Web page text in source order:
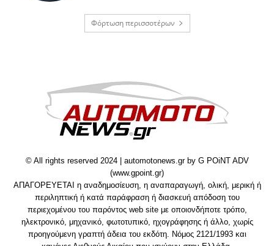
Φόρτωση περισσοτέρων
© All rights reserved 2024 | automotonews.gr by G POiNT ADV
(www.gpoint.gr)
ΑΠΑΓΟΡΕΥΕΤΑΙ η αναδημοσίευση, η αναπαραγωγή, ολική, μερική ή
περιληπτική ή κατά παράφραση ή διασκευή απόδοση του
περιεχομένου του παρόντος web site με οποιονδήποτε τρόπο,
ηλεκτρονικό, μηχανικό, φωτοτυπικό, ηχογράφησης ή άλλο, χωρίς
προηγούμενη γραπτή άδεια του εκδότη. Νόμος 2121/1993 και